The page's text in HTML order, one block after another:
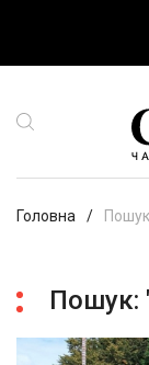
Головна
Пошук: